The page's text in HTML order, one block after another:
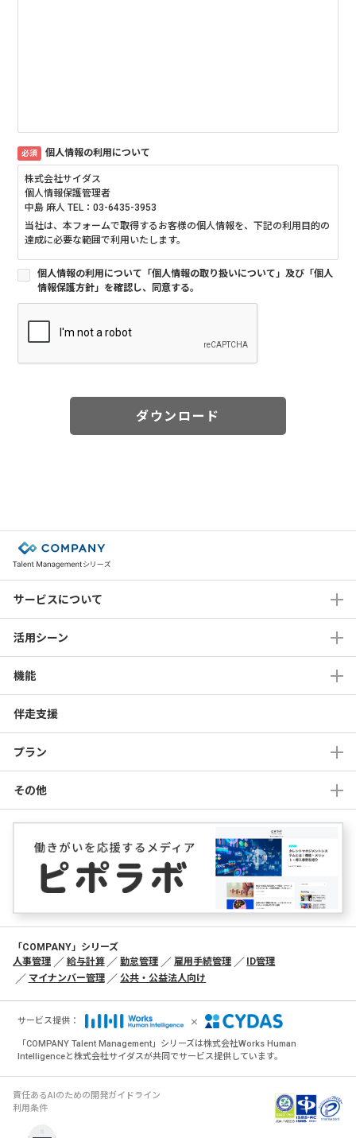
必須 個人情報の利用について
株式会社サイダス
個人情報保護管理者
中島 麻人 TEL：03-6435-3953
当社は、本フォームで取得するお客様の個人情報を、下記の利用目的の
達成に必要な範囲で利用いたします。
■個人情報の利用目的について
当社は、当サイトにおいてお客様からご提供いただく個人情報を各種お
問合せ・お申込・ご依頼への対応、当社の製品・サービスやイベント・
セミナー等のご案内、メールマガジンの送付、アンケートのお願い及び
当社ウェブサイトの改善の目的で利用させていただきます。
■個人情報の第三者提供について
提供することはありません。
■個人情報の委託について
■個人情報の共同利用
当社は、ご提供いただきました個人情報を合理的でかつ必要な範囲内で
当社グループ会社と共同利用する場合があります。個人情報を共同利用
する場合は、当該グループ会社と個人情報の取り扱いに関する覚書を締
結の上、以下の項目に則して利用します。
– 氏名、所属に関する情報（会社名・部署名等）、役職名、連絡先
（住所・電話番号・ FAX 番号・Eメールアドレス）等
共同して利用する者の範囲
– 株式会社サイダスと株式会社Works Human Intelligence
共同して利用する者の利用目的
– 前掲「個人情報の利用目的」に定めた利用目的に同じ
– 株式会社サイダス 個人情報保護管理者
東京都港区芝2-1-33
代表取締役 松田 晋
個人情報の取扱いについて」の「当ウェブサイトのセキュリティ対策
およびCookieポリシーについて」をご参照ください。
申し出およびその他の個人情報に関するお問い合わせは、以下のお問い
合わせ先までご連絡ください。
〒105-0014 東京都港区芝2-1-33
Eメール：privacy_info@cydas.com
受付時間：平日午前10時00分～午後5時00分（土・日・祝日および当社
休日を除く）
■（参考）当社及び共同利用先の個人情報の取り扱いについ
個人情報の利用について「個人情報の取り扱いについて」及び「個人
情報保護方針」を確認し、同意する。
ダウンロード
サービスについて
活用シーン
機能
伴走支援
プラン
その他
「COMPANY」シリーズ
人事管理
給与計算 勤怠管理 雇用手続管理
ID管理
マイナンバー管理
公共・公益法人向け
サービス提供： ×
「COMPANY Talent Management」シリーズは株式会社Works Human
Intelligenceと株式会社サイダスが共同でサービス提供しています。
責任あるAIのための開発ガイドライン
利用条件